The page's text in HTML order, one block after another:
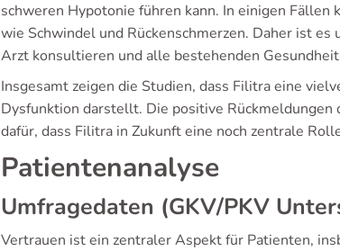
schweren Hypotonie führen kann. In einigen
wie Schwindel und Rückenschmerzen. Daher ist
Arzt konsultieren und alle bestehenden
Insgesamt zeigen die Studien, dass Filitra eine
Dysfunktion darstellt. Die positive
dafür, dass Filitra in Zukunft eine noch zentrale
Patientenanalyse
Umfragedaten (GKV/PKV
Vertrauen ist ein zentraler Aspekt für Patienten,